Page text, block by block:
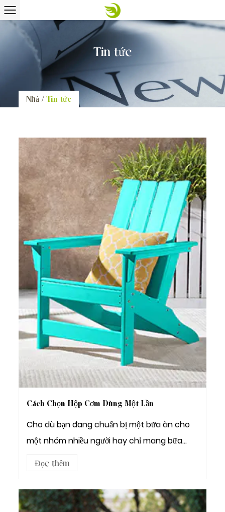
Tin tức
Nhà /Tin tức
Cách Chọn Hộp Cơm Dùng Một Lần
Cho dù bạn đang chuẩn bị một bữa ăn cho
một nhóm nhiều người hay chỉ mang bữa
Đọc thêm